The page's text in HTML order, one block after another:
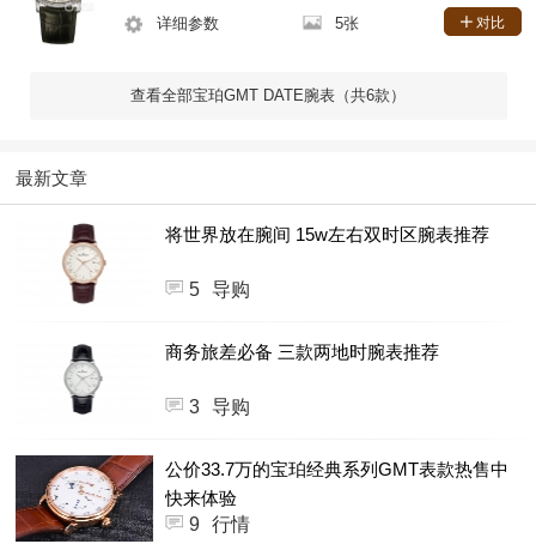
详细参数
5张 对比
查看全部宝珀GMT DATE腕表（共6款）
最新文章
将世界放在腕间 15w左右双时区腕表推荐
5 导购
商务旅差必备 三款两地时腕表推荐
3 导购
公价33.7万的宝珀经典系列GMT表款热售中
快来体验
9
行情